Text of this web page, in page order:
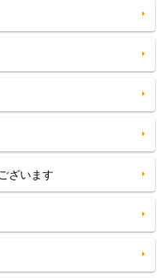
ざいます